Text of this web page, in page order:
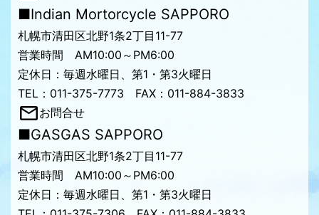
■Indian Mortorcycle SAPPORO
札幌市清田区北野1条2丁目11-77
営業時間 AM10:00～PM6:00
定休日：毎週水曜日、第1・第3火曜日
TEL：011-375-7773 FAX：011-884-3833
お問合せ
■GASGAS SAPPORO
札幌市清田区北野1条2丁目11-77
営業時間 AM10:00～PM6:00
定休日：毎週水曜日、第1・第3火曜日